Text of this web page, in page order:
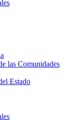
las Comunidades
Estado